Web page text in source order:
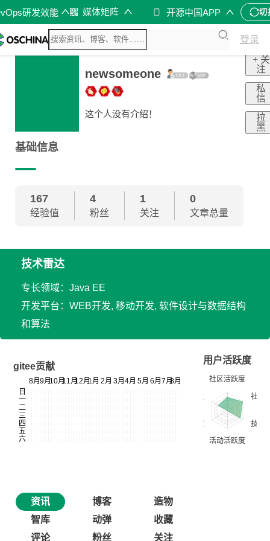
研发效能 媒体矩阵 开源中国APP 切
登录
newsomeone
这个人没有介绍！
+ 关
注
私
信
拉
黑
基础信息
167
经验值
4
粉丝
1
关注
0
文章总量
技术雷达
专长领域：Java EE
开发平台：WEB开发, 移动开发, 软件设计与数据结构
和算法
gitee贡献
用户活跃度
资讯 博客
造物
智库
动弹
收藏
评论
粉丝 关注